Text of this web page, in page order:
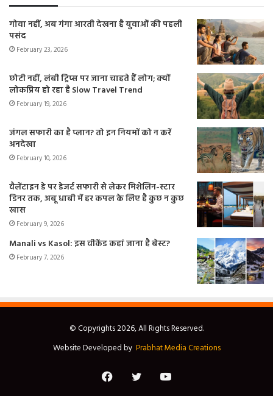
गोवा नहीं, अब गंगा आरती देखना है युवाओं की पहली
पसंद
February 23, 2026
छोटी नहीं, लंबी ट्रिप्स पर जाना चाहते हैं लोग; क्यों
लोकप्रिय हो रहा है Slow Travel Trend
February 19, 2026
जंगल सफारी का है प्लान? तो इन नियमों को न करें
अनदेखा
February 10, 2026
वैलेंटाइन डे पर डेजर्ट सफारी से लेकर मिशेलिन-स्टार
डिनर तक, अबू धाबी में हर कपल के लिए है कुछ न कुछ
खास
February 9, 2026
Manali vs Kasol: इस वीकेंड कहां जाना है बेस्ट?
February 7, 2026
© Copyrights 2026, All Rights Reserved.
Website Developed by Prabhat Media Creations
FacebookTwitterYouTube